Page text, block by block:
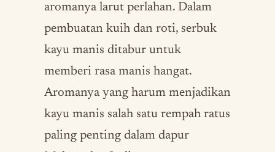
aromanya larut perlahan. Dalam
pembuatan kuih dan roti, serbuk
kayu manis ditabur untuk
memberi rasa manis hangat.
Aromanya yang harum menjadikan
kayu manis salah satu rempah ratus
paling penting dalam dapur